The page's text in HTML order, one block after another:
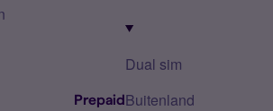
Prepaid
Dual sim
Buitenland